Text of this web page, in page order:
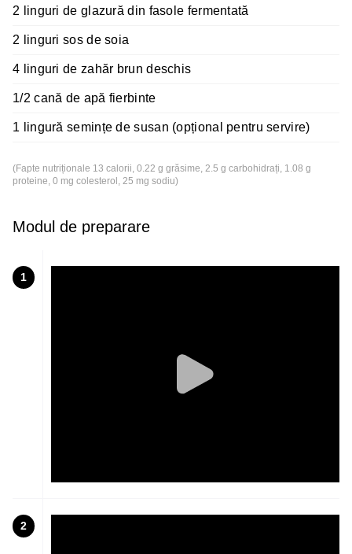
2 linguri de glazură din fasole fermentată
2 linguri sos de soia
4 linguri de zahăr brun deschis
1/2 cană de apă fierbinte
1 lingură semințe de susan (opțional pentru servire)
(Fapte nutriționale 13 calorii, 0.22 g grăsime, 2.5 g carbohidrați, 1.08 g
proteine, 0 mg colesterol, 25 mg sodiu)
Modul de preparare
1
2